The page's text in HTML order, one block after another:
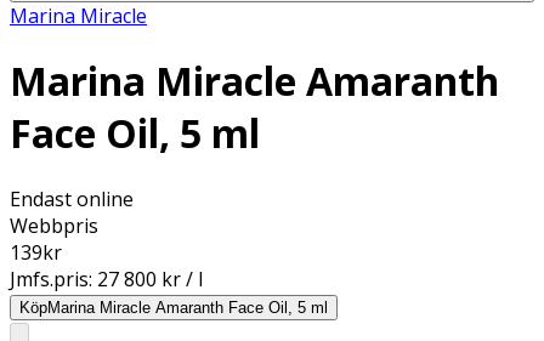
Marina Miracle
Marina Miracle Amaranth
Face Oil, 5 ml
Endast online
Webbpris
139kr
Jmfs.pris: 27 800 kr / l
KöpMarina Miracle Amaranth Face Oil, 5 ml